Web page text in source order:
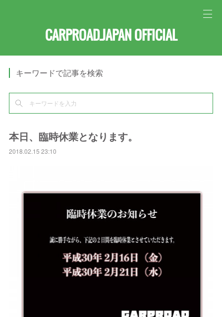
CARPROAD.JAPAN OFFICIAL
キーワードで記事を検索
本日、臨時休業となります。
2018.02.15 23:10